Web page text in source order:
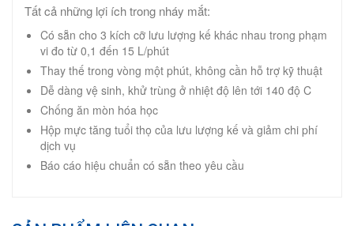
Tất cả những lợi ích trong nháy mắt:
Có sẵn cho 3 kích cỡ lưu lượng kế khác nhau trong phạm
vi đo từ 0,1 đến 15 L/phút
Thay thế trong vòng một phút, không cần hỗ trợ kỹ thuật
Dễ dàng vệ sinh, khử trùng ở nhiệt độ lên tới 140 độ C
Chống ăn mòn hóa học
Hộp mực tăng tuổi thọ của lưu lượng kế và giảm chi phí
dịch vụ
Báo cáo hiệu chuẩn có sẵn theo yêu cầu